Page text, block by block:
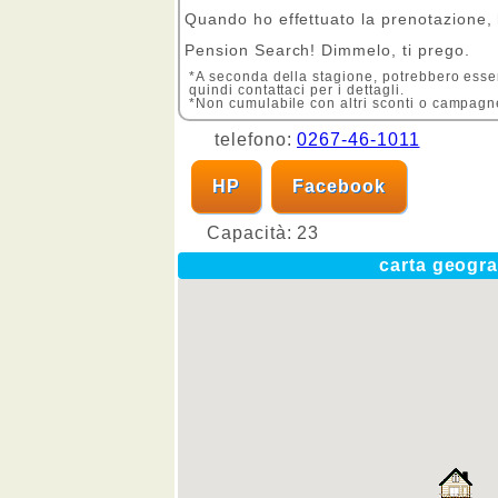
Quando ho effettuato la prenotazione,
Pension Search! Dimmelo, ti prego.
*A seconda della stagione, potrebbero
quindi contattaci per i dettagli.
*Non cumulabile con altri sconti o
telefono: 0267-46-1011
HP Facebook
Capacità: 23
carta